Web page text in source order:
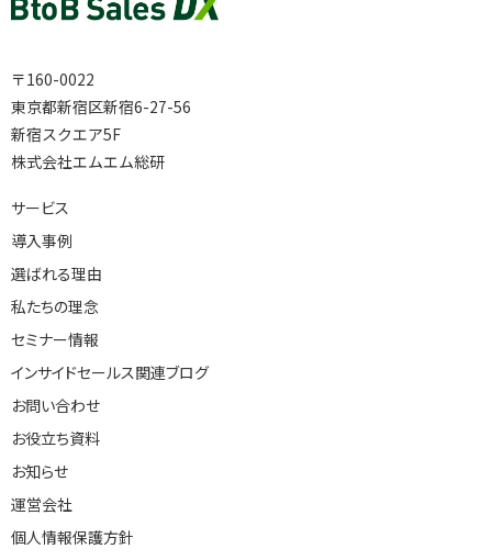
〒160-0022
東京都新宿区新宿6-27-56
新宿スクエア5F
株式会社エムエム総研
サービス
導入事例
選ばれる理由
私たちの理念
セミナー情報
インサイドセールス関連ブログ
お問い合わせ
お役立ち資料
お知らせ
運営会社
個人情報保護方針